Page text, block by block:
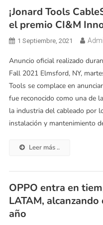
¡Jonard Tools
el premio CI&M
1 Septiembre, 2021
Anuncio oficial realizado
Fall 2021 Elmsford, NY,
Tools se complace en
fue reconocido como una de
la industria del cableado por
instalación y mantenimiento
Leer más ..
OPPO entra en
LATAM,
año